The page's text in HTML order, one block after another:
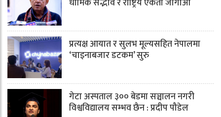
धार्मिक सद्भाव र राष्ट्रिय एकता जोगाऔँ
प्रत्यक्ष आयात र सुलभ मूल्यसहित नेपालमा
‘चाइनाबजार डटकम’ सुरु
गेटा अस्पताल ३०० बेडमा सञ्चालन नगरी
विश्वविद्यालय सम्भव छैन : प्रदीप पौडेल